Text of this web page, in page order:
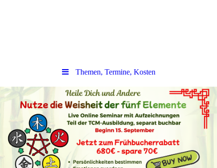
Themen, Termine, Kosten